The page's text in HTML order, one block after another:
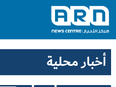
أخبار محلية